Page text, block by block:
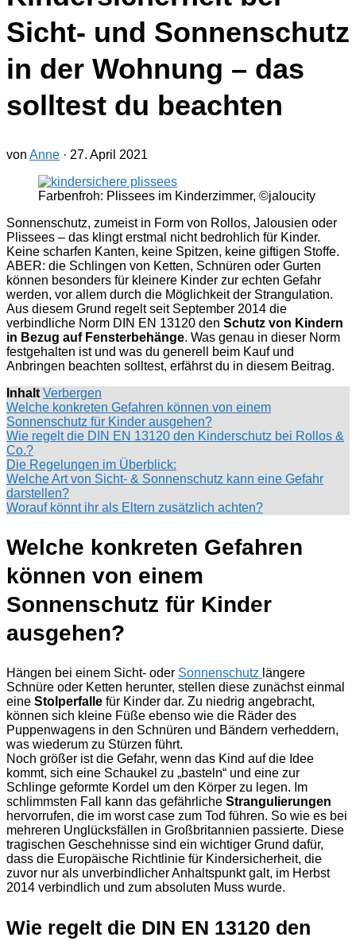
Sicht- und Sonnenschutz
in der Wohnung – das
solltest du beachten
von Anne · 27. April 2021
Farbenfroh: Plissees im Kinderzimmer, ©jaloucity
Sonnenschutz, zumeist in Form von Rollos, Jalousien oder
Plissees – das klingt erstmal nicht bedrohlich für Kinder.
Keine scharfen Kanten, keine Spitzen, keine giftigen Stoffe.
ABER: die Schlingen von Ketten, Schnüren oder Gurten
können besonders für kleinere Kinder zur echten Gefahr
werden, vor allem durch die Möglichkeit der Strangulation.
Aus diesem Grund regelt seit September 2014 die
verbindliche Norm DIN EN 13120 den Schutz von Kindern
in Bezug auf Fensterbehänge. Was genau in dieser Norm
festgehalten ist und was du generell beim Kauf und
Anbringen beachten solltest, erfährst du in diesem Beitrag.
Inhalt Verbergen
Welche konkreten Gefahren können von einem
Sonnenschutz für Kinder ausgehen?
Wie regelt die DIN EN 13120 den Kinderschutz bei Rollos &
Co.?
Die Regelungen im Überblick:
Welche Art von Sicht- & Sonnenschutz kann eine Gefahr
darstellen?
Worauf könnt ihr als Eltern zusätzlich achten?
Welche konkreten Gefahren
können von einem
Sonnenschutz für Kinder
ausgehen?
Hängen bei einem Sicht- oder Sonnenschutz längere
Schnüre oder Ketten herunter, stellen diese zunächst einmal
eine Stolperfalle für Kinder dar. Zu niedrig angebracht,
können sich kleine Füße ebenso wie die Räder des
Puppenwagens in den Schnüren und Bändern verheddern,
was wiederum zu Stürzen führt.
Noch größer ist die Gefahr, wenn das Kind auf die Idee
kommt, sich eine Schaukel zu „basteln“ und eine zur
Schlinge geformte Kordel um den Körper zu legen. Im
schlimmsten Fall kann das gefährliche Strangulierungen
hervorrufen, die im worst case zum Tod führen. So wie es bei
mehreren Unglücksfällen in Großbritannien passierte. Diese
tragischen Geschehnisse sind ein wichtiger Grund dafür,
dass die Europäische Richtlinie für Kindersicherheit, die
zuvor nur als unverbindlicher Anhaltspunkt galt, im Herbst
2014 verbindlich und zum absoluten Muss wurde.
Wie regelt die DIN EN 13120 den